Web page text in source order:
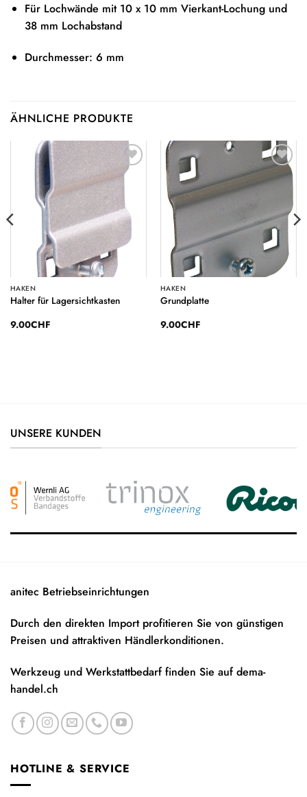
Für Lochwände mit 10 x 10 mm Vierkant-Lochung und
38 mm Lochabstand
Durchmesser: 6 mm
ÄHNLICHE PRODUKTE
Auf die
Wunschliste
HAKEN
Halter für Lagersichtkasten
9.00CHF
Wunschliste
HAKEN
Grundplatte
9.00CHF
UNSERE KUNDEN
anitec Betriebseinrichtungen
Durch den direkten Import profitieren Sie von günstigen
Preisen und attraktiven Händlerkonditionen.
Werkzeug und Werkstattbedarf finden Sie aufdema-
handel.ch
HOTLINE & SERVICE